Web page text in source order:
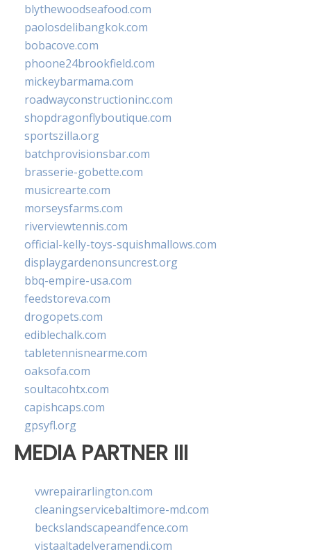
blythewoodseafood.com
paolosdelibangkok.com
bobacove.com
phoone24brookfield.com
mickeybarmama.com
roadwayconstructioninc.com
shopdragonflyboutique.com
sportszilla.org
batchprovisionsbar.com
brasserie-gobette.com
musicrearte.com
morseysfarms.com
riverviewtennis.com
official-kelly-toys-squishmallows.com
displaygardenonsuncrest.org
bbq-empire-usa.com
feedstoreva.com
drogopets.com
ediblechalk.com
tabletennisnearme.com
oaksofa.com
soultacohtx.com
capishcaps.com
gpsyfl.org
MEDIA PARTNER III
vwrepairarlington.com
cleaningservicebaltimore-md.com
beckslandscapeandfence.com
vistaaltadelveramendi.com